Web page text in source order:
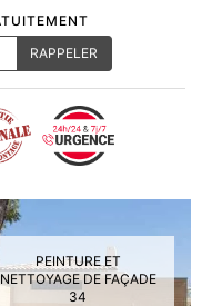
PEINTURE ET
NETTOYAGE DE FAÇADE
34